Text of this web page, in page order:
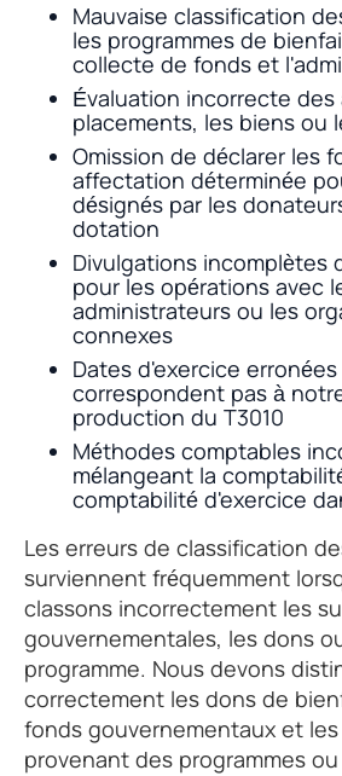
Mauvaise classification
les programmes de
collecte de fonds et
Évaluation incorrecte
placements, les biens ou
Omission de déclarer les
affectation déterminée
désignés par les
dotation
Divulgations incomplètes
pour les opérations avec
administrateurs ou les
connexes
Dates d'exercice
correspondent pas à
production du T3010
Méthodes comptables
mélangeant la
comptabilité d'exercice
Les erreurs de classification
surviennent fréquemment
classons incorrectement les
gouvernementales, les dons
programme. Nous devons
correctement les dons de
fonds gouvernementaux et
provenant des programmes